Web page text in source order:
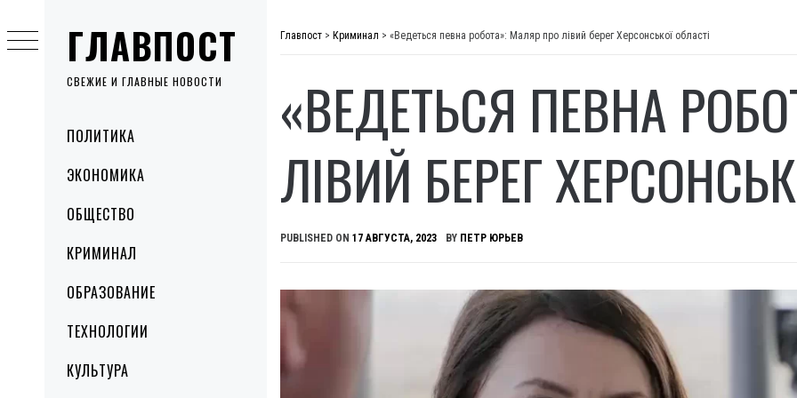
ГЛАВПОСТ
СВЕЖИЕ И ГЛАВНЫЕ НОВОСТИ
MenuПОЛИТИКА
ЭКОНОМИКА
ОБЩЕСТВО
КРИМИНАЛ
ОБРАЗОВАНИЕ
ТЕХНОЛОГИИ
КУЛЬТУРА
to
content
Главпост > Криминал > «Ведеться певна робота»: Маляр про лівий берег Херсонської області
«ВЕДЕТЬСЯ ПЕВНА
ЛІВИЙ БЕРЕГ
PUBLISHED ON 17 АВГУСТА, 2023 BY ПЕТР ЮРЬЕВ